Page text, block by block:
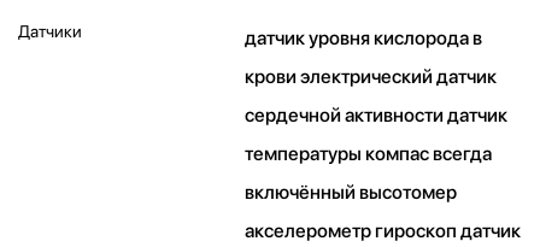
Датчики
датчик уровня кислорода в
крови электрический датчик
сердечной активности датчик
температуры компас всегда
включённый высотомер
акселерометр гироскоп датчик